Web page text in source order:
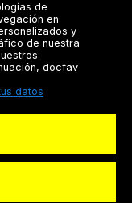
de
en
y
de nuestra
docfav
datos